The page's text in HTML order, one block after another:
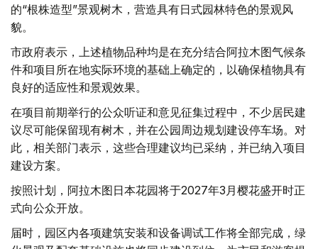
的“根株造型”景观树木，营造具有日式园林特色的景观风
貌。
市政府表示，上述植物品种均是在充分结合阿拉木图气候条
件和项目所在地实际环境的基础上确定的，以确保植物具有
良好的适应性和景观效果。
在项目前期举行的公众听证和意见征集过程中，不少居民建
议尽可能保留现有树木，并在公园周边规划建设停车场。对
此，相关部门表示，这些合理建议均已采纳，并已纳入项目
建设方案。
按照计划，阿拉木图日本花园将于2027年3月樱花盛开时正
式向公众开放。
届时，园区内各项建筑安装和设备调试工作将全部完成，绿